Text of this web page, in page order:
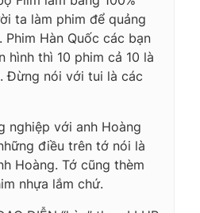
ta làm phim để quảng
Phim Hàn Quốc các bạn
hình thì 10 phim cả 10 là
Đừng nói với tui là các
nghiệp với anh Hoàng
điều trên tớ nói là
Hoàng. Tớ cũng thèm
nhựa lắm chứ.